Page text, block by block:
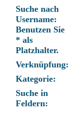
Suche nach
Username:
Benutzen Sie
* als
Platzhalter.
Verknüpfung:
Kategorie:
Suche in
Feldern: